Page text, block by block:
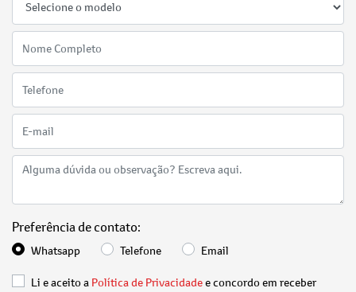
Preferência de contato:
Whatsapp Telefone Email
Li e aceito a Política de Privacidadee concordo em receber